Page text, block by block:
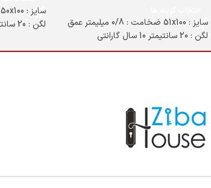
سایز : 51x100 ضخامت : 0/8 میلیمتر عمق
لگن : 20 سانتیمتر 10 سال گارانتی
لگن : 20 سانتیمتر 10 سال گارانتی